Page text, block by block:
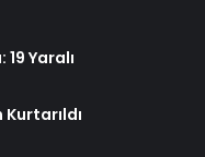
19 Yaralı